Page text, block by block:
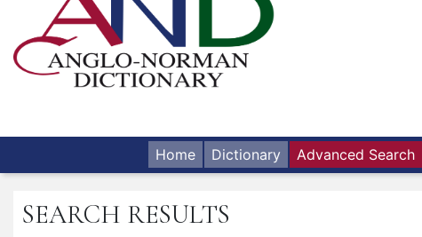
Home Dictionary Advanced Search
SEARCH RESULTS